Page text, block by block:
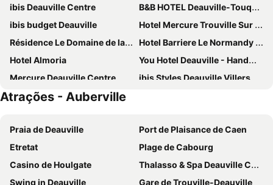
ibis Deauville Centre
B&B HOTEL Deauville-Touques
ibis budget Deauville
Hotel Mercure Trouville Sur Mer
Résidence Le Domaine de la Corniche*** - Vacancéole
Hotel Barriere Le Normandy Deauville
Hotel Almoria
You Hotel Deauville - Handwritten Collection
Mercure Deauville Centre
ibis Styles Deauville Villers Plage
ibis budget Cabourg Dives Sur Mer
Cures Marines Hotel Thalasso & Spa Trouville - MGallery Collection
Premiere Classe Deauville Touques
Les Manoirs des Portes de Deauville
Le Cosy Riva Bella
Hôtel Outre-Mer
Hotel la piscine
Atrações - Auberville
Praia de Deauville
Port de Plaisance de Caen
Etretat
Plage de Cabourg
Casino de Houlgate
Thalasso & Spa Deauville Centre Algotherm
Swing in Deauville
Gare de Trouville-Deauville